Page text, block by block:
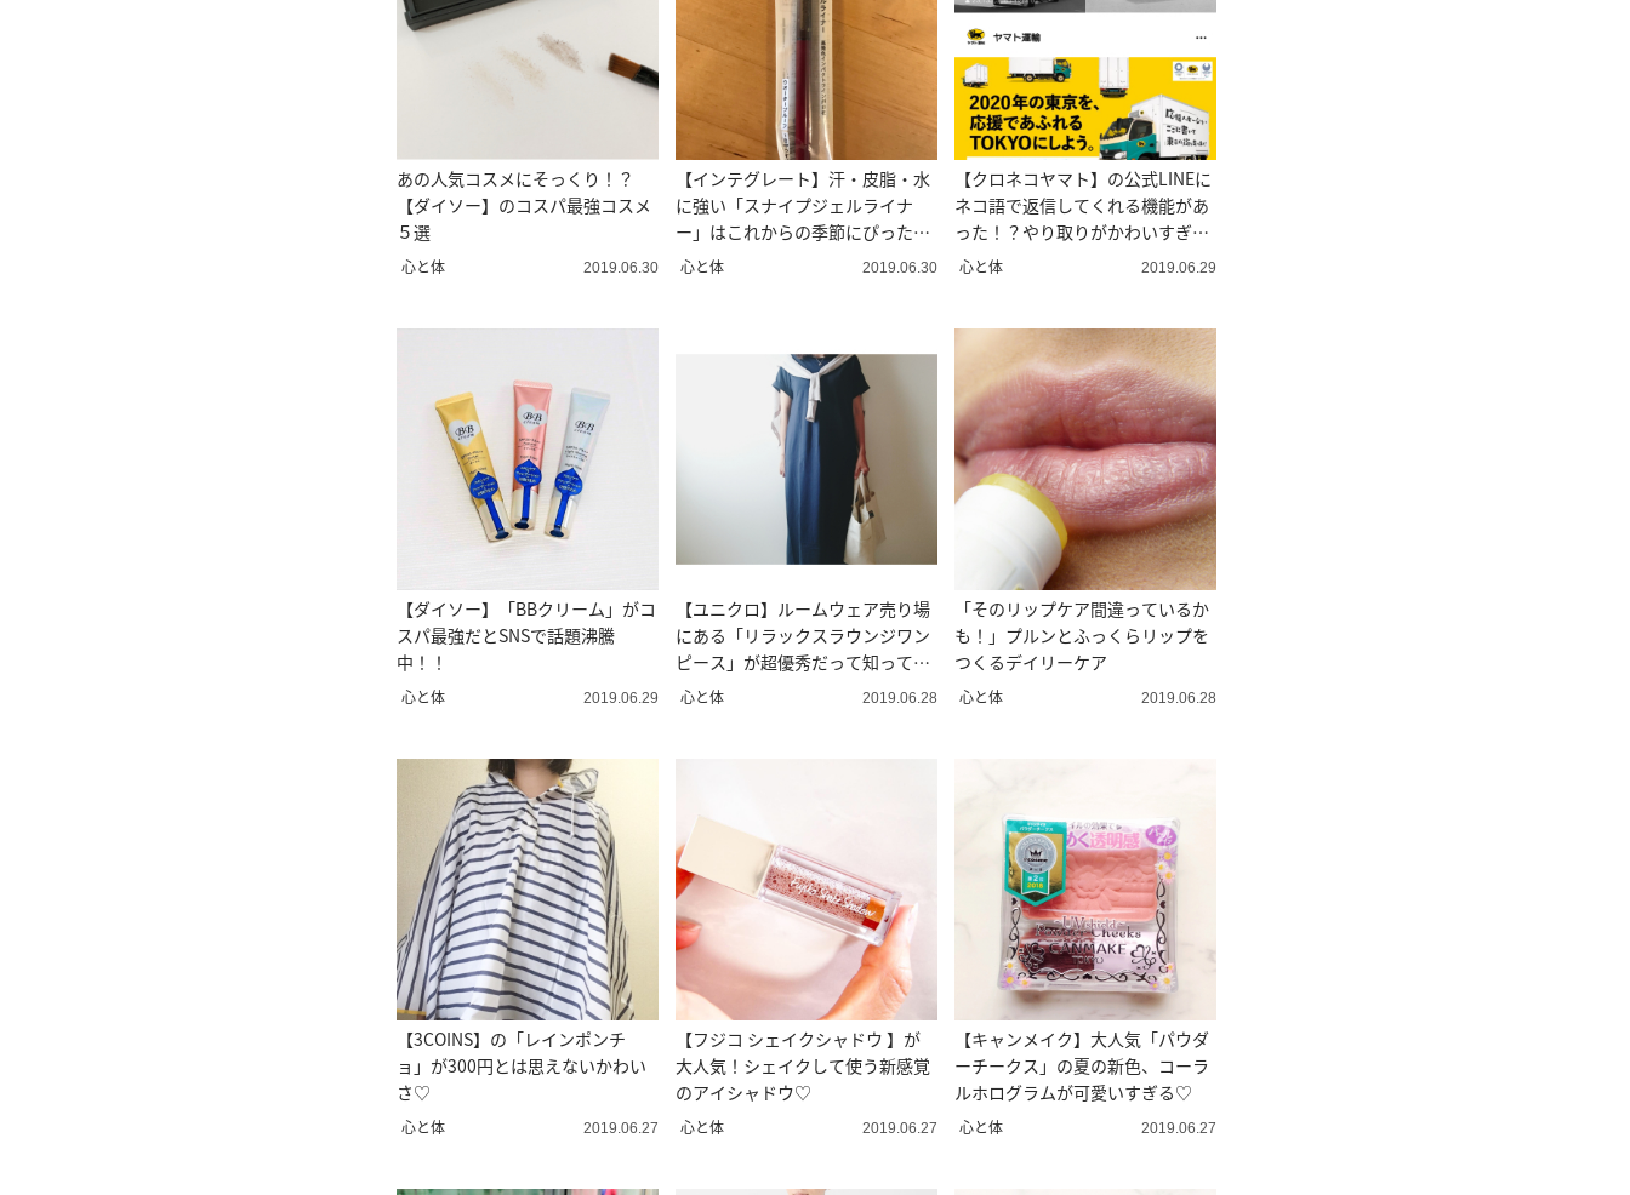
あの人気コスメにそっくり！？
【ダイソー】のコスパ最強コスメ
５選
心と体 2019.06.30
【インテグレート】汗・皮脂・水
に強い「スナイプジェルライナ
ー」はこれからの季節にぴったり
♡
心と体 2019.06.30
【クロネコヤマト】の公式LINEに
ネコ語で返信してくれる機能があ
った！？やり取りがかわいすぎる
にゃん♡
心と体 2019.06.29
【ダイソー】「BBクリーム」がコ
スパ最強だとSNSで話題沸騰
中！！
心と体 2019.06.29
【ユニクロ】ルームウェア売り場
にある「リラックスラウンジワン
ピース」が超優秀だって知って
た？
心と体 2019.06.28
「そのリップケア間違っているか
も！」プルンとふっくらリップを
つくるデイリーケア
心と体 2019.06.28
【3COINS】の「レインポンチ
ョ」が300円とは思えないかわい
さ♡
心と体 2019.06.27
【フジコ シェイクシャドウ 】が
大人気！シェイクして使う新感覚
のアイシャドウ♡
心と体 2019.06.27
【キャンメイク】大人気「パウダ
ーチークス」の夏の新色、コーラ
ルホログラムが可愛いすぎる♡
心と体 2019.06.27